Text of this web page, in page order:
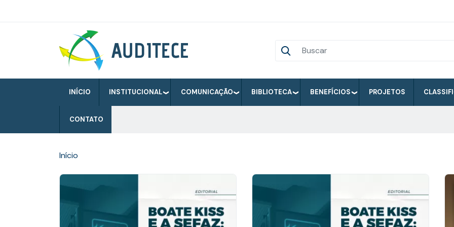
INÍCIO INSTITUCIONAL COMUNICAÇÃO BIBLIOTECA BENEFÍCIOS PROJETOS
CONTATO
Início